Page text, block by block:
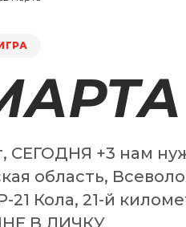
СЕГОДНЯ +3 нам
область,
21 Кола, 21-й
В ЛИЧКУ